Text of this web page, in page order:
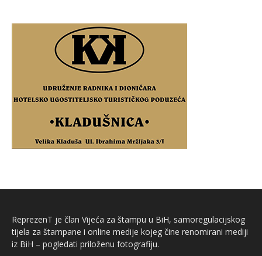
ReprezenT je član Vijeća za štampu u BiH, samoregulacijskog
tijela za štampane i online medije kojeg čine renomirani mediji
iz BiH – pogledati priloženu fotografiju.